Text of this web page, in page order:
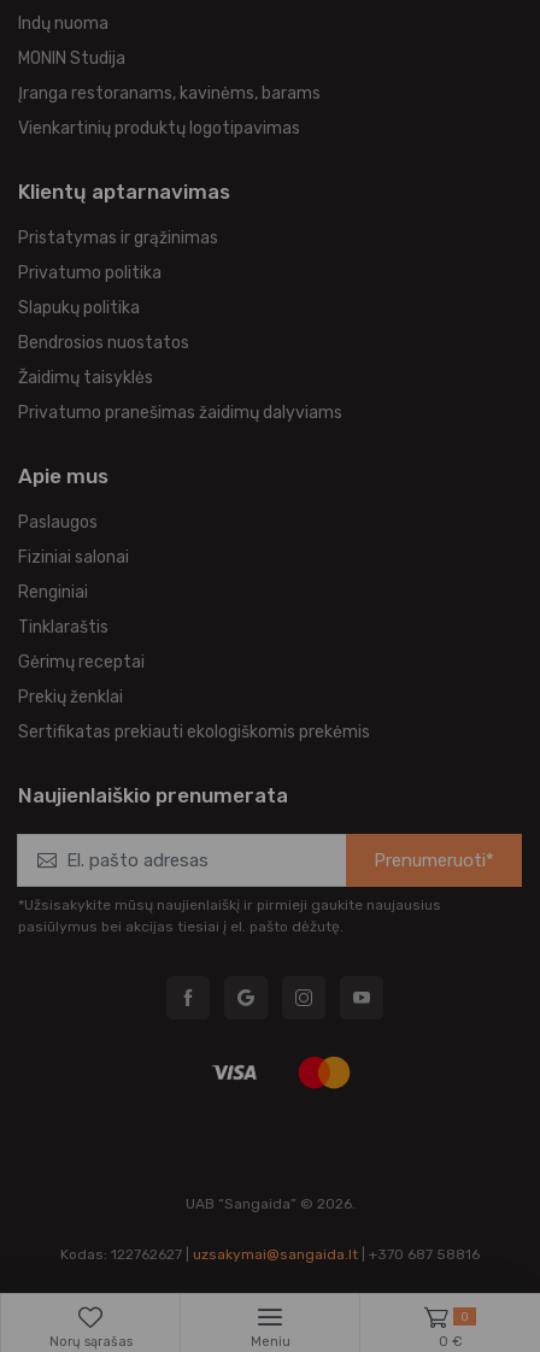
Indų nuoma
MONIN Studija
Įranga restoranams, kavinėms, barams
Vienkartinių produktų logotipavimas
Klientų aptarnavimas
Pristatymas ir grąžinimas
Privatumo politika
Slapukų politika
Bendrosios nuostatos
Žaidimų taisyklės
Privatumo pranešimas žaidimų dalyviams
Apie mus
Paslaugos
Fiziniai salonai
Renginiai
Tinklaraštis
Gėrimų receptai
Prekių ženklai
Sertifikatas prekiauti ekologiškomis prekėmis
Naujienlaiškio prenumerata
Prenumeruoti*
*Užsisakykite mūsų naujienlaiškį ir pirmieji gaukite naujausius
pasiūlymus bei akcijas tiesiai į el. pašto dėžutę.
UAB “Sangaida” © 2026.
Kodas: 122762627 | uzsakymai@sangaida.lt | +370 687 58816
Norų sąrašas Meniu
0
0 €